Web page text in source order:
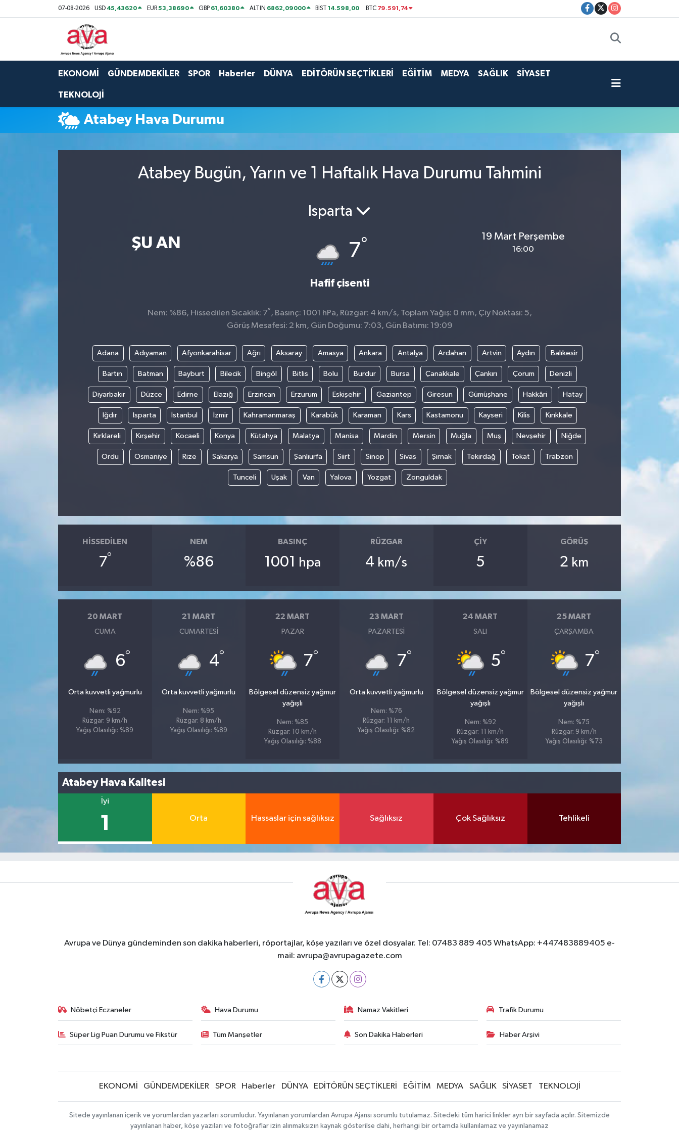
07-08-2026 USD 45,43620 EUR53,38690 GBP 61,60380 ALTIN 6862,09000 BİST14.598,00 BTC 79.591,74
EKONOMİ GÜNDEMDEKİLER SPOR Haberler DÜNYA EDİTÖRÜN SEÇTİKLERİ EĞİTİM MEDYA SAĞLIK SİYASET
TEKNOLOJİ
Atabey Hava Durumu
Atabey Bugün, Yarın ve 1 Haftalık Hava Durumu Tahmini
ŞU AN
Isparta
7°
Hafif çisenti
19 Mart Perşembe
16:00
Nem: %86, Hissedilen Sıcaklık: 7° , Basınç: 1001 hPa, Rüzgar: 4 km/s, Toplam Yağış: 0 mm, Çiy Noktası: 5,
Görüş Mesafesi: 2 km, Gün Doğumu: 7:03, Gün Batımı: 19:09
Adana Adıyaman Afyonkarahisar Ağrı Aksaray Amasya Ankara Antalya Ardahan Artvin Aydın Balıkesir
Bartın Batman Bayburt Bilecik Bingöl Bitlis Bolu Burdur Bursa Çanakkale Çankırı Çorum Denizli
Diyarbakır Düzce Edirne Elazığ Erzincan Erzurum Eskişehir Gaziantep Giresun Gümüşhane Hakkâri Hatay
Iğdır Isparta İstanbul İzmir Kahramanmaraş Karabük Karaman Kars Kastamonu Kayseri Kilis Kırıkkale
Kırklareli Kırşehir Kocaeli Konya Kütahya Malatya Manisa Mardin Mersin Muğla Muş Nevşehir Niğde
Ordu Osmaniye Rize Sakarya Samsun Şanlıurfa Siirt Sinop Sivas Şırnak Tekirdağ Tokat Trabzon
Tunceli Uşak Van Yalova Yozgat Zonguldak
HISSEDILEN
7°
NEM
%86
BASINÇ
1001 hpa
RÜZGAR
4 km/s
ÇIY
5
GÖRÜŞ
2 km
20 MART
CUMA
6°
Orta kuvvetli yağmurlu
Nem: %92
Rüzgar: 9 km/h
Yağış Olasılığı: %89
21 MART
CUMARTESI
4°
Orta kuvvetli yağmurlu
Nem: %95
Rüzgar: 8 km/h
Yağış Olasılığı: %89
22 MART
PAZAR
7°
Bölgesel düzensiz yağmur
yağışlı
Nem: %85
Rüzgar: 10 km/h
Yağış Olasılığı: %88
23 MART
PAZARTESI
7°
Orta kuvvetli yağmurlu
Nem: %76
Rüzgar: 11 km/h
Yağış Olasılığı: %82
24 MART
SALI
5°
Bölgesel düzensiz yağmur
yağışlı
Nem: %92
Rüzgar: 11 km/h
Yağış Olasılığı: %89
25 MART
ÇARŞAMBA
7°
Bölgesel düzensiz yağmur
yağışlı
Nem: %75
Rüzgar: 9 km/h
Yağış Olasılığı: %73
Atabey Hava Kalitesi
İyi
1 Orta Hassaslar için sağlıksız Sağlıksız Çok Sağlıksız Tehlikeli
Avrupa ve Dünya gündeminden son dakika haberleri, röportajlar, köşe yazıları ve özel dosyalar. Tel: 07483 889 405 WhatsApp: +447483889405 e-
mail: avrupa@avrupagazete.com
Nöbetçi Eczaneler Hava Durumu Namaz Vakitleri Trafik Durumu
Süper Lig Puan Durumu ve Fikstür Tüm Manşetler Son Dakika Haberleri Haber Arşivi
EKONOMİ GÜNDEMDEKİLER SPOR Haberler DÜNYA EDİTÖRÜN SEÇTİKLERİ EĞİTİM MEDYA SAĞLIK SİYASET TEKNOLOJİ
Sitede yayınlanan içerik ve yorumlardan yazarları sorumludur. Yayınlanan yorumlardan Avrupa Ajansı sorumlu tutulamaz. Sitedeki tüm harici linkler ayrı bir sayfada açılır. Sitemizde
yayınlanan haber, köşe yazıları ve fotoğraflar izin alınmaksızın kaynak gösterilse dahi, herhangi bir ortamda kullanılamaz ve yayınlanamaz
Nöbetçi Eczaneler
Namaz Vakitleri
Trafik Durumu